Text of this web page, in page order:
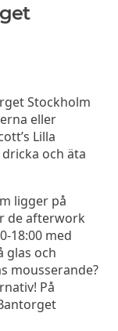
Stockholm
eller
Lilla
och äta
ligger på
de afterwork
18:00 med
glas och
mousserande?
På